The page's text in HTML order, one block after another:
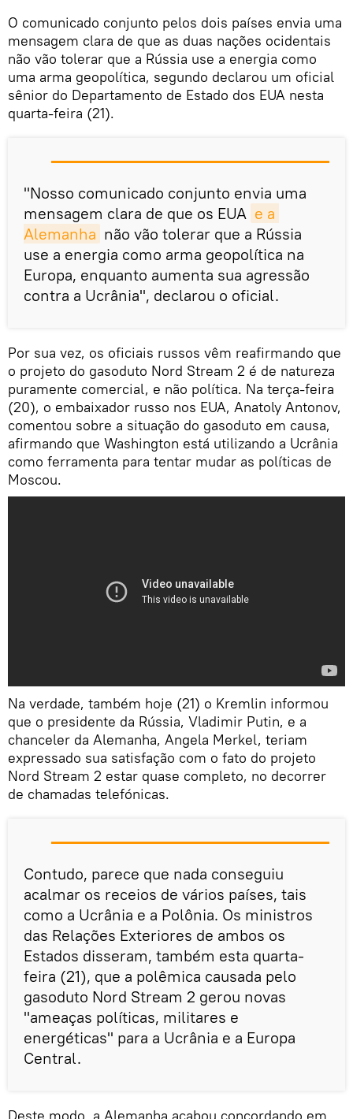
O comunicado conjunto pelos dois países envia uma
mensagem clara de que as duas nações ocidentais
não vão tolerar que a Rússia use a energia como
uma arma geopolítica, segundo declarou um oficial
sênior do Departamento de Estado dos EUA nesta
quarta-feira (21).
"Nosso comunicado conjunto envia uma
mensagem clara de que os EUA e a
Alemanha não vão tolerar que a Rússia
use a energia como arma geopolítica na
Europa, enquanto aumenta sua agressão
contra a Ucrânia", declarou o oficial.
Por sua vez, os oficiais russos vêm reafirmando que
o projeto do gasoduto Nord Stream 2 é de natureza
puramente comercial, e não política. Na terça-feira
(20), o embaixador russo nos EUA, Anatoly Antonov,
comentou sobre a situação do gasoduto em causa,
afirmando que Washington está utilizando a Ucrânia
como ferramenta para tentar mudar as políticas de
Moscou.
Na verdade, também hoje (21) o Kremlin informou
que o presidente da Rússia, Vladimir Putin, e a
chanceler da Alemanha, Angela Merkel, teriam
expressado sua satisfação com o fato do projeto
Nord Stream 2 estar quase completo, no decorrer
de chamadas telefónicas.
Contudo, parece que nada conseguiu
acalmar os receios de vários países, tais
como a Ucrânia e a Polônia. Os ministros
das Relações Exteriores de ambos os
Estados disseram, também esta quarta-
feira (21), que a polêmica causada pelo
gasoduto Nord Stream 2 gerou novas
"ameaças políticas, militares e
energéticas" para a Ucrânia e a Europa
Central.
Deste modo, a Alemanha acabou concordando em